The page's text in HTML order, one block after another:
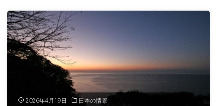
湧
玉
池
富
2026年4月19日 日本の情景